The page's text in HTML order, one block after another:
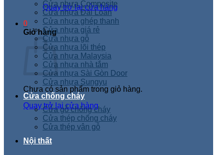
Quay trở lại cửa hàng
0
Giỏ hàng
Chưa có sản phẩm trong giỏ hàng.
Quay trở lại cửa hàng
Cửa nhựa Composite
Cửa nhựa Đài Loan
Cửa nhựa ghép thanh
Cửa nhựa giá rẻ
Cửa nhựa gỗ
Cửa nhựa lõi thép
Cửa nhựa Malaysia
Cửa nhựa nhà tắm
Cửa nhựa Sài Gòn Door
Cửa nhựa Sungyu
Cửa chống cháy
Cửa gỗ chống cháy
Cửa thép chống cháy
Cửa thép vân gỗ
Nội thất